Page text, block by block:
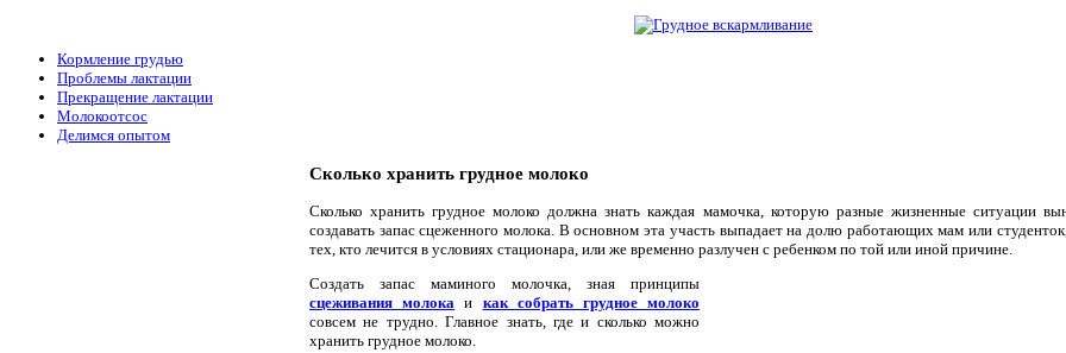
Кормление грудью
Проблемы лактации
Прекращение лактации
Молокоотсос
Делимся опытом
Сколько хранить грудное молоко
Сколько хранить грудное молоко должна знать каждая мамочка, которую разные жизненные ситуации
создавать запас сцеженного молока. В основном эта участь выпадает на долю работающих мам или
тех, кто лечится в условиях стационара, или же временно разлучен с ребенком по той или иной причине.
Создать запас маминого молочка, зная принципы
сцеживания молока и как собрать грудное молоко
совсем не трудно. Главное знать, где и сколько можно
хранить грудное молоко.